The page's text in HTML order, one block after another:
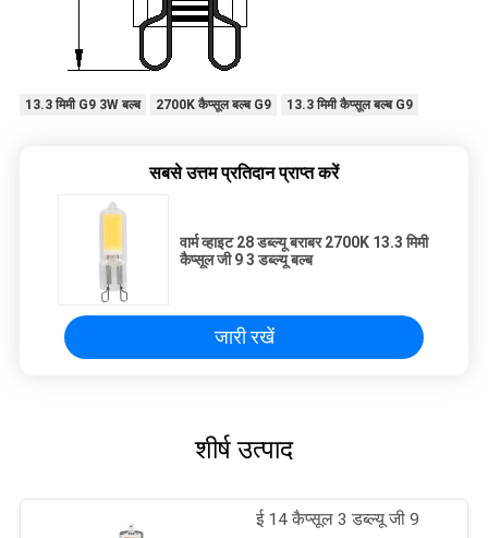
13.3 मिमी G9 3W बल्ब 2700K कैप्सूल बल्ब G9 13.3 मिमी कैप्सूल बल्ब G9
सबसे उत्तम प्रतिदान प्राप्त करें
वार्म व्हाइट 28 डब्ल्यू बराबर 2700K 13.3 मिमी
कैप्सूल जी 9 3 डब्ल्यू बल्ब
जारी रखें
शीर्ष उत्पाद
ई 14 कैप्सूल 3 डब्ल्यू जी 9